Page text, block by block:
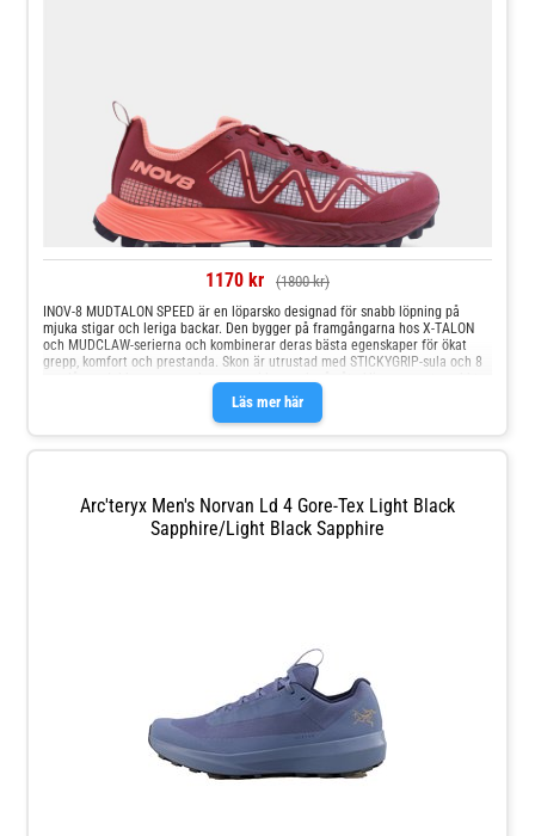
1170 kr (1800 kr)
Läs mer här
INOV-8 MUDTALON SPEED är en löparsko designad för snabb löpning på
mjuka stigar och leriga backar. Den bygger på framgångarna hos X-TALON
och MUDCLAW-serierna och kombinerar deras bästa egenskaper för ökat
grepp, komfort och prestanda. Skon är utrustad med STICKYGRIP-sula och 8
mm långa dubbar som ger bra grepp i lera och på våta klippor, samt snabbt
släpper leran. Mellansulan med POWERFLOW PRO-skum och BOOMERANG-
sulinsats ger både dämpning och responsivitet samtidigt som den behåller
markkontakten. MUDTALON SPEED erbjuder också skydd genom en flexibel
BOOMERANG-sulinsats
Arc'teryx Men's Norvan Ld 4 Gore-Tex Light Black
Sapphire/Light Black Sapphire